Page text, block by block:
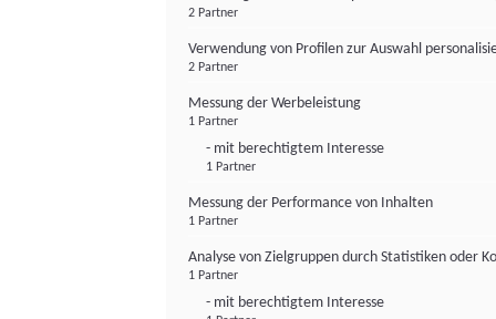
2 Partner
Verwendung von Profilen zur Auswahl
2 Partner
Messung der Werbeleistung
1 Partner
- mit berechtigtem Interesse
1 Partner
Messung der Performance von Inhalten
1 Partner
Analyse von Zielgruppen durch Statistiken oder
1 Partner
- mit berechtigtem Interesse